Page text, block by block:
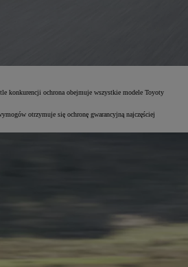
konkurencji ochrona obejmuje wszystkie modele Toyoty
otrzymuje się ochronę gwarancyjną najczęściej